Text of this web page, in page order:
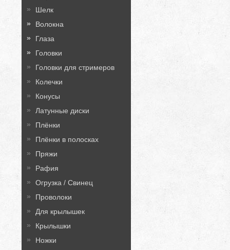
Шелк
Волокна
Глаза
Головки
Головки для стримеров
Колечки
Конусы
Латунные диски
Плёнки
Плёнки в полосках
Пряжи
Рафия
Огрузка / Свинец
Проволоки
Для крылышек
Крылышки
Ножки